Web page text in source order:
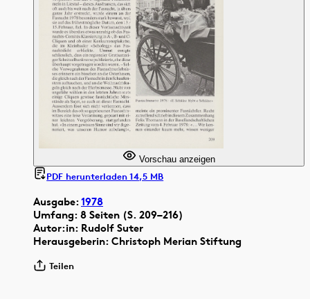
Ausgabe:1978
Umfang: 8 Seiten (S. 209–216)
Autor:in: Rudolf Suter
Herausgeberin: Christoph Merian Stiftung
Teilen
Vorschau anzeigen
PDF herunterladen 14,5 MB